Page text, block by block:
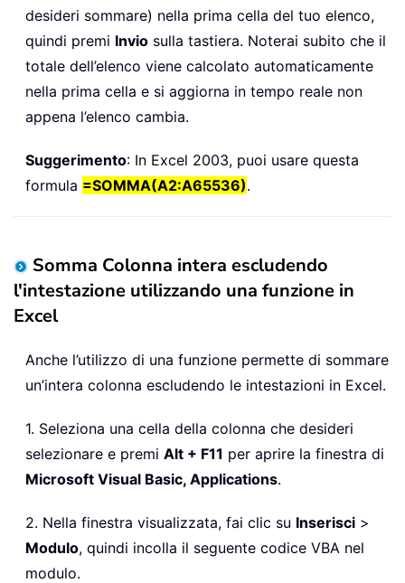
desideri sommare) nella prima cella del tuo elenco,
quindi premi Invio sulla tastiera. Noterai subito che il
totale dell’elenco viene calcolato automaticamente
nella prima cella e si aggiorna in tempo reale non
appena l’elenco cambia.
Suggerimento: In Excel 2003, puoi usare questa
formula =SOMMA(A2:A65536).
Somma Colonna intera escludendo
l'intestazione utilizzando una funzione in
Excel
Anche l’utilizzo di una funzione permette di sommare
un’intera colonna escludendo le intestazioni in Excel.
1. Seleziona una cella della colonna che desideri
selezionare e premi Alt + F11 per aprire la finestra di
Microsoft Visual Basic, Applications.
2. Nella finestra visualizzata, fai clic su Inserisci >
Modulo, quindi incolla il seguente codice VBA nel
modulo.